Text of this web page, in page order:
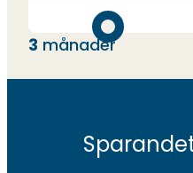
3 månader